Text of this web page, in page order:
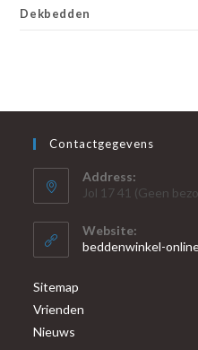
Dekbedden
Contactgegevens
Address:
Jol 17 41 (Geen
Website:
beddenwinkel-
Sitemap
Vrienden
Nieuws